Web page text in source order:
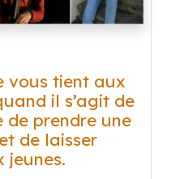
vous tient aux
il s’agit de
de prendre une
de laisser